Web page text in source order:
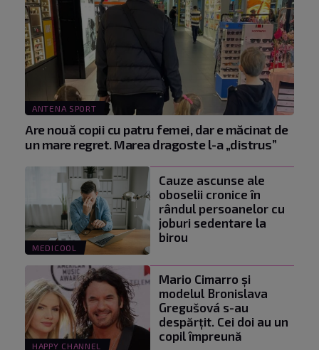
ANTENA SPORT
Are nouă copii cu patru femei, dar e măcinat de
un mare regret. Marea dragoste l-a „distrus”
MEDICOOL
Cauze ascunse ale
oboselii cronice în
rândul persoanelor cu
joburi sedentare la
birou
HAPPY CHANNEL
Mario Cimarro și
modelul Bronislava
Gregušová s-au
despărțit. Cei doi au un
copil împreună